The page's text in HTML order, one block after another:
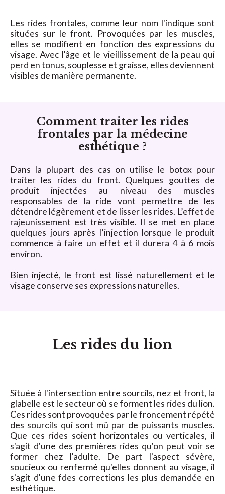
Les rides frontales, comme leur nom l'indique sont
situées sur le front. Provoquées par les muscles,
elles se modifient en fonction des expressions du
visage. Avec l'âge et le vieillissement de la peau qui
perd en tonus, souplesse et graisse, elles deviennent
visibles de manière permanente.
Comment traiter les rides
frontales par la médecine
esthétique ?
Dans la plupart des cas on utilise le botox pour
traiter les rides du front. Quelques gouttes de
produit injectées au niveau des muscles
responsables de la ride vont permettre de les
détendre légèrement et de lisser les rides. L’effet de
rajeunissement est très visible. Il se met en place
quelques jours après l’injection lorsque le produit
commence à faire un effet et il durera 4 à 6 mois
environ.
Bien injecté, le front est lissé naturellement et le
visage conserve ses expressions naturelles.
Les rides du lion
Située à l'intersection entre sourcils, nez et front, la
glabelle est le secteur où se forment les rides du lion.
Ces rides sont provoquées par le froncement répété
des sourcils qui sont mû par de puissants muscles.
Que ces rides soient horizontales ou verticales, il
s'agit d'une des premières rides qu'on peut voir se
former chez l'adulte. De part l'aspect sévère,
soucieux ou renfermé qu'elles donnent au visage, il
s'agit d'une fdes corrections les plus demandée en
esthétique.